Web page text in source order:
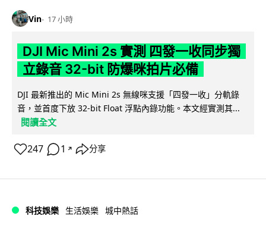
Vin 17 小時
DJI Mic Mini 2s 實測 四發一收同步獨
立錄音 32-bit 防爆咪拍片必備
DJI 最新推出的 Mic Mini 2s 無線咪支援「四發一收」分軌錄
音，並首度下放 32-bit Float 浮點內錄功能。本文經實測其...
閱讀全文
247 1 ↗ 分享
科技娛樂 生活娛樂 城中熱話